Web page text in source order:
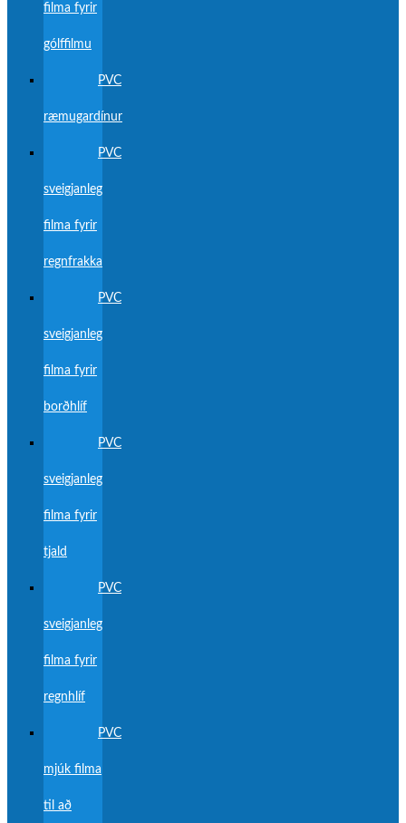
filma fyrir
gólffilmu
PVC
ræmugardínur
PVC
sveigjanleg
filma fyrir
regnfrakka
PVC
sveigjanleg
filma fyrir
borðhlíf
PVC
sveigjanleg
filma fyrir
tjald
PVC
sveigjanleg
filma fyrir
regnhlíf
PVC
mjúk filma
til að